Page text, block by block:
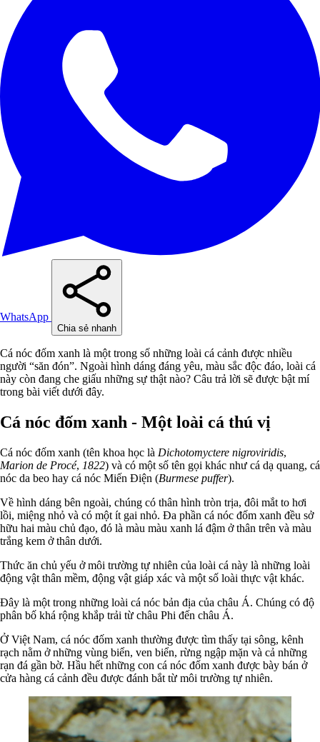
WhatsApp
Chia sẻ nhanh
Cá nóc đốm xanh là một trong số những loài cá cảnh được nhiều
người “săn đón”. Ngoài hình dáng đáng yêu, màu sắc độc đáo, loài cá
này còn đang che giấu những sự thật nào? Câu trả lời sẽ được bật mí
trong bài viết dưới đây.
Cá nóc đốm xanh - Một loài cá thú vị
Cá nóc đốm xanh (tên khoa học là Dichotomyctere nigroviridis,
Marion de Procé, 1822) và có một số tên gọi khác như cá dạ quang, cá
nóc da beo hay cá nóc Miến Điện (Burmese puffer).
Về hình dáng bên ngoài, chúng có thân hình tròn trịa, đôi mắt to hơi
lồi, miệng nhỏ và có một ít gai nhỏ. Đa phần cá nóc đốm xanh đều sở
hữu hai màu chủ đạo, đó là màu màu xanh lá đậm ở thân trên và màu
trắng kem ở thân dưới.
Thức ăn chủ yếu ở môi trường tự nhiên của loài cá này là những loài
động vật thân mềm, động vật giáp xác và một số loài thực vật khác.
Đây là một trong những loài cá nóc bản địa của châu Á. Chúng có độ
phân bố khá rộng khắp trải từ châu Phi đến châu Á.
Ở Việt Nam, cá nóc đốm xanh thường được tìm thấy tại sông, kênh
rạch nằm ở những vùng biển, ven biển, rừng ngập mặn và cả những
rạn đá gần bờ. Hầu hết những con cá nóc đốm xanh được bày bán ở
cửa hàng cá cảnh đều được đánh bắt từ môi trường tự nhiên.